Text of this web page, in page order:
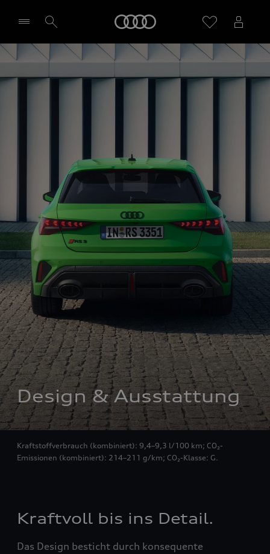
Händler wählen
Design & Ausstattung
Design & Ausstattung
Kraftstoffverbrauch (kombiniert): 9,4–9,3 l/100 km; CO₂-
Emissionen (kombiniert): 214–211 g/km; CO₂-Klasse: G.
Kraftvoll bis ins Detail.
Das Design besticht durch konsequente